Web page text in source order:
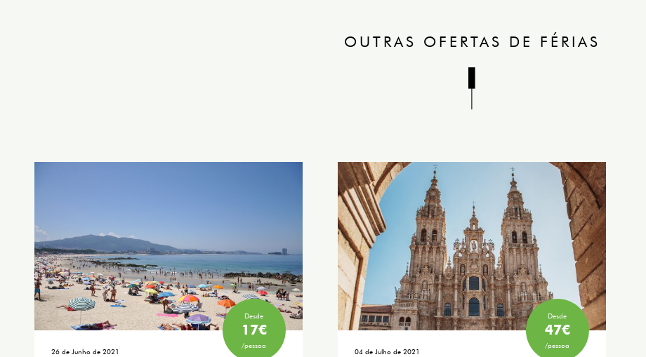
OUTRAS OFERTAS DE FÉRIAS
Desde
17€
/pessoa
26 de Junho de 2021
Desde
47€
/pessoa
04 de Julho de 2021